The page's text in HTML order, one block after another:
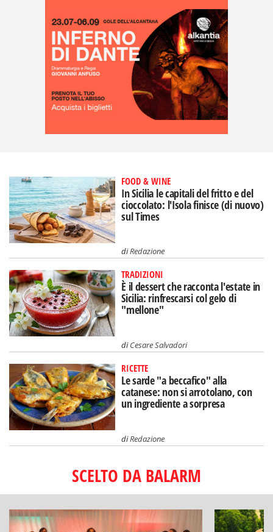
FOOD & WINE
In Sicilia le capitali del fritto e del
cioccolato: l'Isola finisce (di nuovo)
sul Times
diRedazione
TRADIZIONI
È il dessert che racconta l'estate in
Sicilia: rinfrescarsi col gelo di
"mellone"
diCesare Salvadori
RICETTE
Le sarde "a beccafico" alla
catanese: non si arrotolano, con
un ingrediente a sorpresa
diRedazione
SCELTO DA BALARM